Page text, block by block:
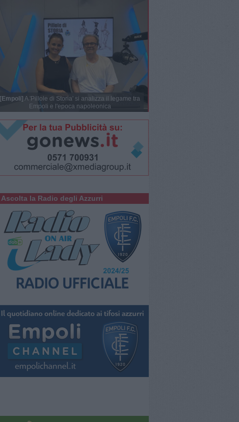
[Empoli] A 'Pillole di Storia' si analizza il legame tra
Empoli e l'epoca napoleonica
Ascolta la Radio degli Azzurri